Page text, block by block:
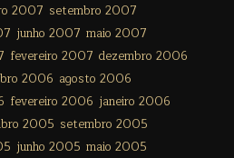
2007 setembro 2007
junho 2007 maio 2007
fevereiro 2007 dezembro 2006
2006 agosto 2006
fevereiro 2006 janeiro 2006
2005 setembro 2005
junho 2005 maio 2005